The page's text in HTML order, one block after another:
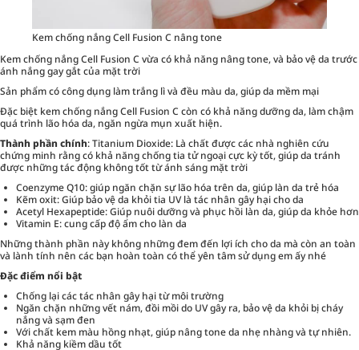
Kem chống nắng Cell Fusion C nâng tone
Kem chống nắng Cell Fusion C vừa có khả năng nâng tone, và bảo vệ da trước
ánh nắng gay gắt của mặt trời
Sản phẩm có công dụng làm trắng lì và đều màu da, giúp da mềm mại
Đặc biệt kem chống nắng Cell Fusion C còn có khả năng dưỡng da, làm chậm
quá trình lão hóa da, ngăn ngừa mụn xuất hiện.
Thành phần chính: Titanium Dioxide: Là chất được các nhà nghiên cứu
chứng minh rằng có khả năng chống tia tử ngoại cực kỳ tốt, giúp da tránh
được những tác động không tốt từ ánh sáng mặt trời
Coenzyme Q10: giúp ngăn chặn sự lão hóa trên da, giúp làn da trẻ hóa
Kẽm oxit: Giúp bảo vệ da khỏi tia UV là tác nhân gây hại cho da
Acetyl Hexapeptide: Giúp nuôi dưỡng và phục hồi làn da, giúp da khỏe hơn
Vitamin E: cung cấp độ ẩm cho làn da
Những thành phần này không những đem đến lợi ích cho da mà còn an toàn
và lành tính nên các bạn hoàn toàn có thể yên tâm sử dụng em ấy nhé
Đặc điểm nổi bật
Chống lại các tác nhân gây hại từ môi trường
Ngăn chặn những vết nám, đồi mồi do UV gây ra, bảo vệ da khỏi bị cháy
nắng và sạm đen
Với chất kem màu hồng nhạt, giúp nâng tone da nhẹ nhàng và tự nhiên.
Khả năng kiềm dầu tốt